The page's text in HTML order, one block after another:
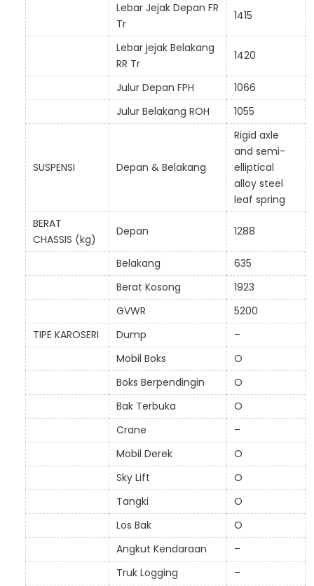
Lebar Jejak Depan FR
Tr
1415
Lebar jejak Belakang
RR Tr
1420
Julur Depan FPH
1066
Julur Belakang ROH
1055
SUSPENSI Depan & Belakang
Rigid axle
and semi-
elliptical
alloy steel
leaf spring
BERAT
CHASSIS (kg)
Depan 1288
Belakang
635
Berat Kosong
1923
GVWR
5200
TIPE KAROSERI
Dump
–
Mobil Boks
O
Boks Berpendingin
O
Bak Terbuka
O
Crane
–
Mobil Derek
O
Sky Lift
O
Tangki
O
Los Bak
O
Angkut Kendaraan
–
Truk Logging
–